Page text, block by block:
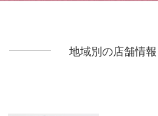
地域別の店舗情報